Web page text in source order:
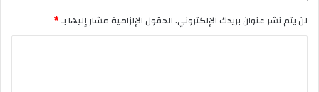
لن يتم نشر عنوان بريدك الإلكتروني.الحقول الإلزامية مشار إليها بـ*